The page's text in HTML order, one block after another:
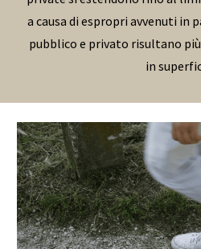
a causa di espropri avvenuti in
pubblico e privato risultano
in